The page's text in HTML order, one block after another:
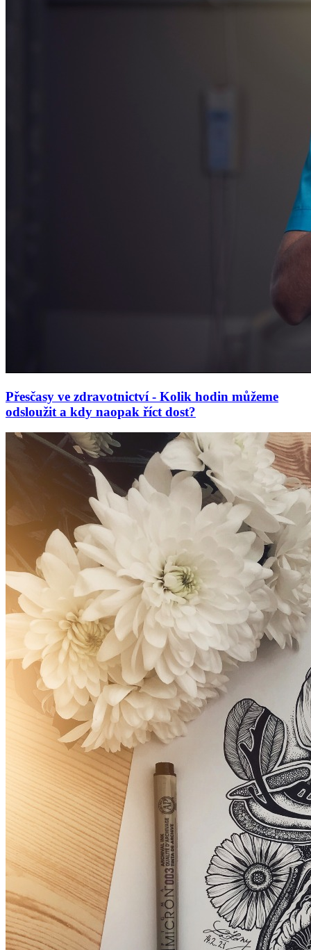
Přesčasy ve zdravotnictví - Kolik hodin můžeme
odsloužit a kdy naopak říct dost?